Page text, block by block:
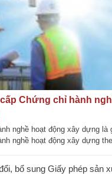
Chứng chỉ hành
nghề hoạt động xây dựng là
nghề hoạt động xây dựng
bổ sung Giấy phép sản